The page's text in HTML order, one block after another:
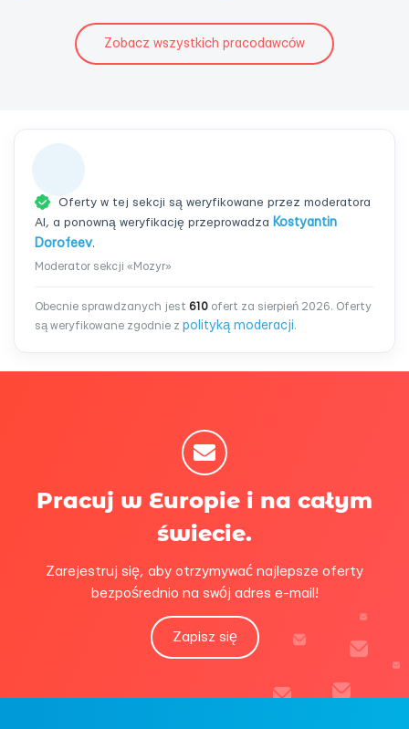
Zobacz wszystkich pracodawców
Oferty w tej sekcji są weryfikowane przez moderatora
AI, a ponowną weryfikację przeprowadza Kostyantin
Dorofeev.
Moderator sekcji «Mozyr»
Obecnie sprawdzanych jest 610 ofert za sierpień 2026. Oferty
są weryfikowane zgodnie z polityką moderacji.
Pracuj w Europie i na całym
świecie.
Zarejestruj się, aby otrzymywać najlepsze oferty
bezpośrednio na swój adres e-mail!
Zapisz się